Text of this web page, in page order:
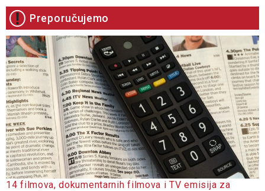
Preporučujemo
14 filmova, dokumentarnih filmova i TV emisija za